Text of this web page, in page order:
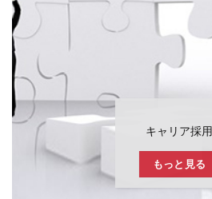
キャリア採用
もっと見る